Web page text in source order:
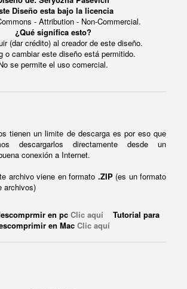
Diseño esta bajo la licencia
- Attribution - Non-Commercial.
¿Qué significa esto?
(dar crédito) al creador de este diseño.
o cambiar este diseño está permitido.
se permite el uso comercial.
tienen un limite de descarga es por eso que
descargarlos directamente desde un
conexión a Internet.
archivo viene en formato .ZIP(es un formato
archivos)
en pc Clic aquí Tutorial para
en Mac Clic aquí